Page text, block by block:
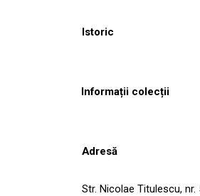
Istoric
Informații colecții
Adresă
Str. Nicolae Titulescu, nr.